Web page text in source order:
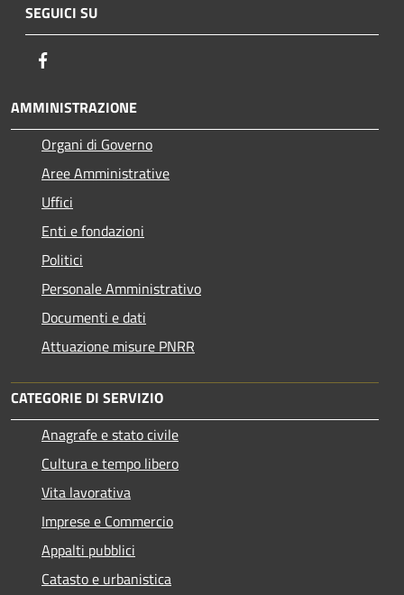
SEGUICI SU
AMMINISTRAZIONE
Organi di Governo
Aree Amministrative
Uffici
Enti e fondazioni
Politici
Personale Amministrativo
Documenti e dati
Attuazione misure PNRR
CATEGORIE DI SERVIZIO
Anagrafe e stato civile
Cultura e tempo libero
Vita lavorativa
Imprese e Commercio
Appalti pubblici
Catasto e urbanistica